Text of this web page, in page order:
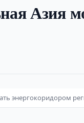
Азия
энергокоридором